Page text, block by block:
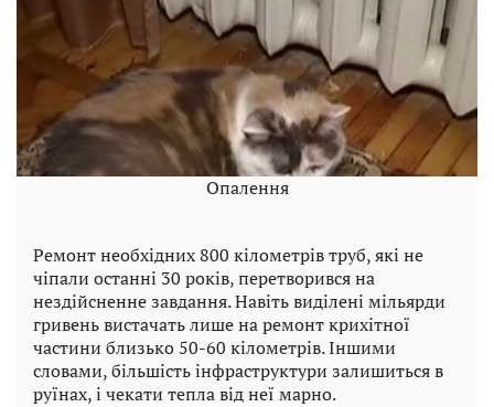
Опалення
Ремонт необхідних 800 кілометрів труб, які не
чіпали останні 30 років, перетворився на
нездійсненне завдання. Навіть виділені мільярди
гривень вистачать лише на ремонт крихітної
частини близько 50-60 кілометрів. Іншими
словами, більшість інфраструктури залишиться в
руїнах, і чекати тепла від неї марно.